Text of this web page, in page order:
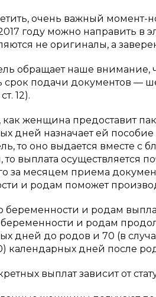
очень важный момент-
году можно направить в
не оригиналы, а
обращает наше
срок подачи документов —
12).
как женщина предоставит
дней назначает ей пособие
то оно выдается вместе
выплата осуществляется
за месяцем приема
и родам поможет
беременности и родам
беременности и родам
дней до родов и 70 (в
календарных дней после
выплат зависит от